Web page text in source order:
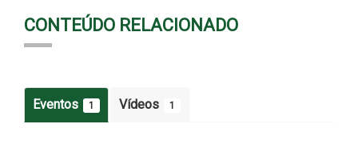
CONTEÚDO RELACIONADO
Eventos 1 Vídeos 1